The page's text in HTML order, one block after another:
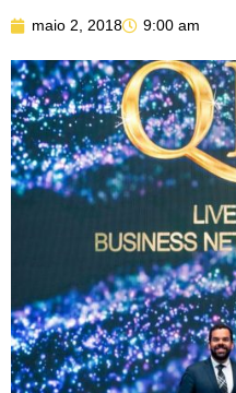
maio 2, 2018 9:00 am